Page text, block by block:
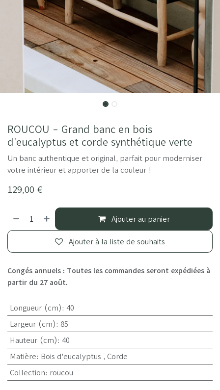
ROUCOU - Grand banc en bois
d'eucalyptus et corde synthétique verte
Un banc authentique et original, parfait pour moderniser
votre intérieur et apporter de la couleur !
129,00 €
Ajouter au panier
Ajouter à la liste de souhaits
Congés annuels : Toutes les commandes seront expédiées à
partir du 27 août.
Longueur (cm): 40
Largeur (cm): 85
Hauteur (cm): 40
Matière: Bois d'eucalyptus , Corde
Collection: roucou